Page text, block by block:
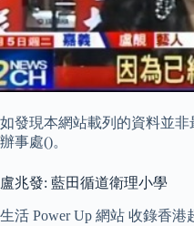
如發現本網站載列的資料並
辦事處()。
盧兆發: 藍田循道衛理小學
生活 Power Up 網站 收錄香